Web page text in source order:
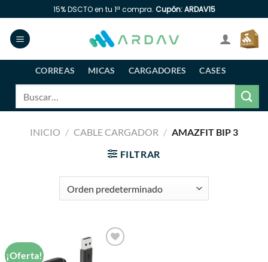
al
contenido
15% DSCTO en tu 1ª compra. Cupón: ARDAV15
CORREAS MICAS CARGADORES
CASES
INICIO / CABLE CARGADOR / AMAZFIT BIP 3
FILTRAR
¡Oferta!